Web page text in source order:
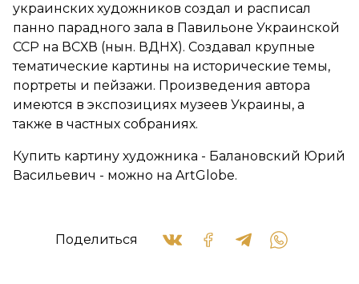
украинских художников создал и расписал
панно парадного зала в Павильоне Украинской
ССР на ВСХВ (нын. ВДНХ). Создавал крупные
тематические картины на исторические темы,
портреты и пейзажи. Произведения автора
имеются в экспозициях музеев Украины, а
также в частных собраниях.
Купить картину художника - Балановский Юрий
Васильевич - можно на ArtGlobe.
Поделиться